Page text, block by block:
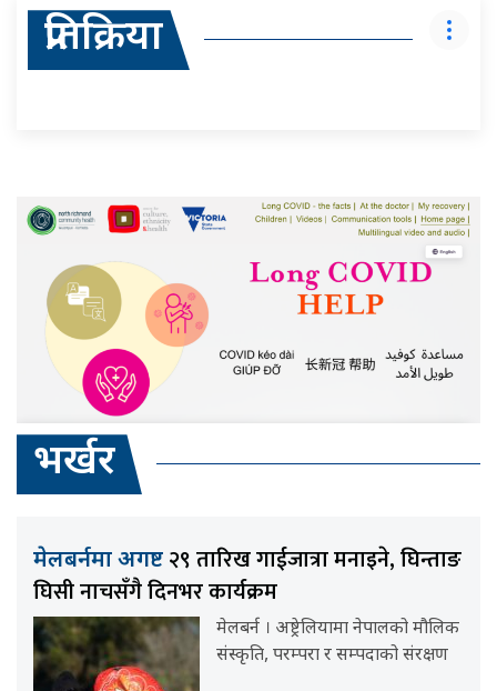
प्रतिक्रिया
भर्खर
मेलबर्नमा अगष्ट २९ तारिख गाईजात्रा मनाइने, घिन्ताङ
घिसी नाचसँगै दिनभर कार्यक्रम
मेलबर्न । अष्ट्रेलियामा नेपालको मौलिक
संस्कृति, परम्परा र सम्पदाको संरक्षण